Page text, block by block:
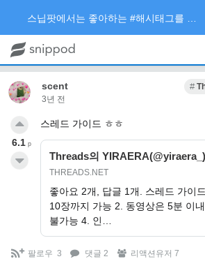
scent
3년 전
스레드 가이드 ㅎㅎ
Threads의
THREADS.NET
좋아요 2개, 답글 1개. 스레드 가이
10장까지 가능 2. 동영상은 5분 이
불가능 4. 인…
6.1 p
팔로우 3 댓글 2 리액션유저 7
스닙팟에서는 좋아하는 #해시태그를 팔로우 하고 내가 관심있는 주제만 모아볼 수 있어요.